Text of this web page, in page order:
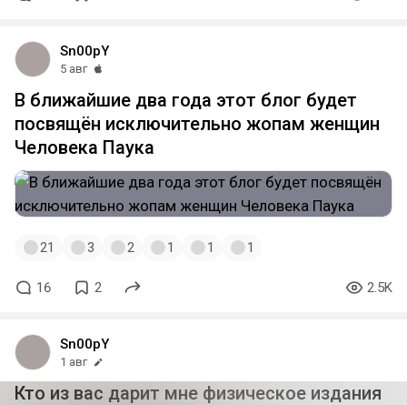
Sn00pY
5 авг
В ближайшие два года этот блог будет
посвящён исключительно жопам женщин
Человека Паука
21 3 2 1 1 1
16 2 2.5K
Sn00pY
1 авг
Кто из вас дарит мне физическое издания